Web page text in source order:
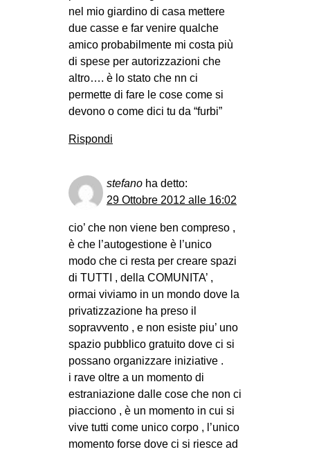
nel mio giardino di casa mettere
due casse e far venire qualche
amico probabilmente mi costa più
di spese per autorizzazioni che
altro…. è lo stato che nn ci
permette di fare le cose come si
devono o come dici tu da “furbi”
Rispondi
stefano ha detto:
29 Ottobre 2012 alle 16:02
cio’ che non viene ben compreso ,
è che l’autogestione è l’unico
modo che ci resta per creare spazi
di TUTTI , della COMUNITA’ ,
ormai viviamo in un mondo dove la
privatizzazione ha preso il
sopravvento , e non esiste piu’ uno
spazio pubblico gratuito dove ci si
possano organizzare iniziative .
i rave oltre a un momento di
estraniazione dalle cose che non ci
piacciono , è un momento in cui si
vive tutti come unico corpo , l’unico
momento forse dove ci si riesce ad